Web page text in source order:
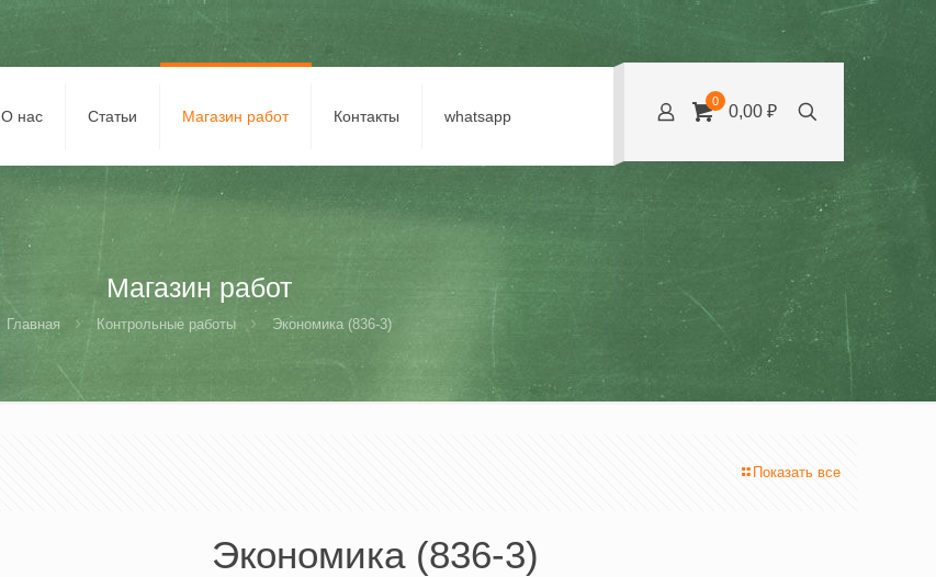
О нас Статьи Магазин работ Контакты whatsapp
0
0,00 ₽
Магазин работ
Главная Контрольные работы Экономика (836-3)
Показать все
Экономика (836-3)